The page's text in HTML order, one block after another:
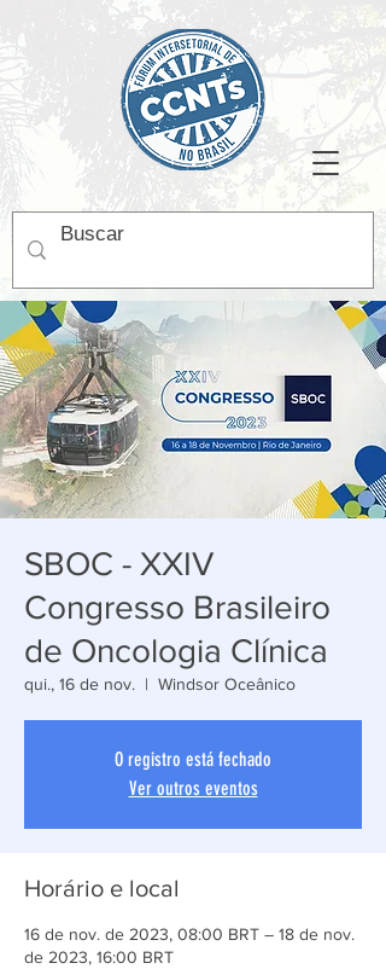
SBOC - XXIV
Congresso Brasileiro
de Oncologia Clínica
qui., 16 de nov.
  |
Windsor Oceânico
O registro está fechado
Ver outros eventos
Horário e local
16 de nov. de 2023, 08:00 BRT – 18 de nov.
de 2023, 16:00 BRT